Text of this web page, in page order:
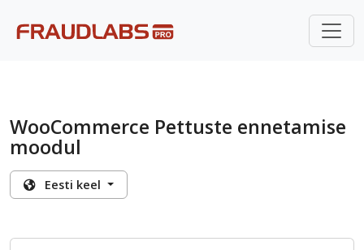
WooCommerce Pettuste ennetamise
moodul
Eesti keel